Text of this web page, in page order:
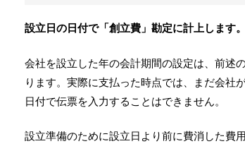
設立日の日付で「創立費」勘定に計上します。
会社を設立した年の会計期間の設定は、前述
ります。実際に支払った時点では、まだ会社
日付で伝票を入力することはできません。
設立準備のために設立日より前に費消した費